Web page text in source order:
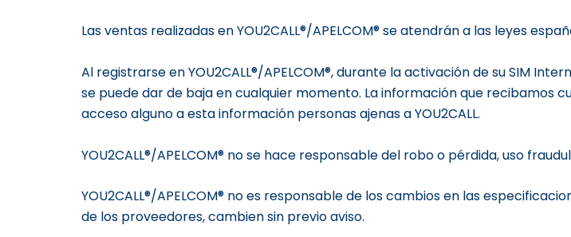
Las ventas realizadas en YOU2CALL®/APELCOM® se atendrán a las leyes
Al registrarse en YOU2CALL®/APELCOM®, durante la activación de su SIM
se puede dar de baja en cualquier momento. La información que
acceso alguno a esta información personas ajenas a YOU2CALL.
YOU2CALL®/APELCOM® no se hace responsable del robo o pérdida, uso
YOU2CALL®/APELCOM® no es responsable de los cambios en las
de los proveedores, cambien sin previo aviso.